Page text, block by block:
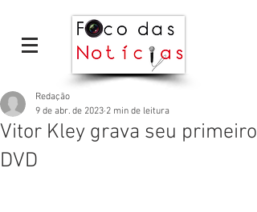
Vitor Kley grava seu primeiro
DVD
Redação
9 de abr. de 2023 2 min de leitura